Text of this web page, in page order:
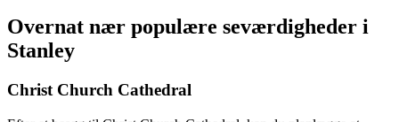
Overnat nær populære seværdigheder i
Stanley
Christ Church Cathedral